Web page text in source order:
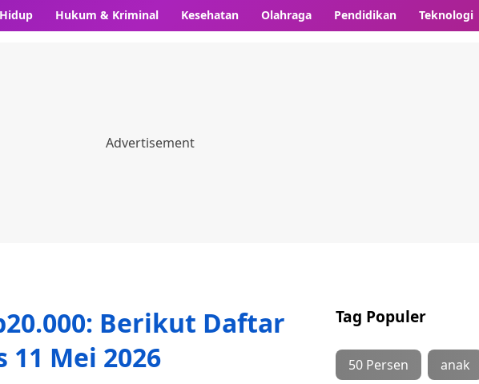
Hukum & Kriminal Kesehatan Olahraga Pendidikan Teknologi
Berikut Daftar
11 Mei 2026
Tag Populer
50 Persen anak